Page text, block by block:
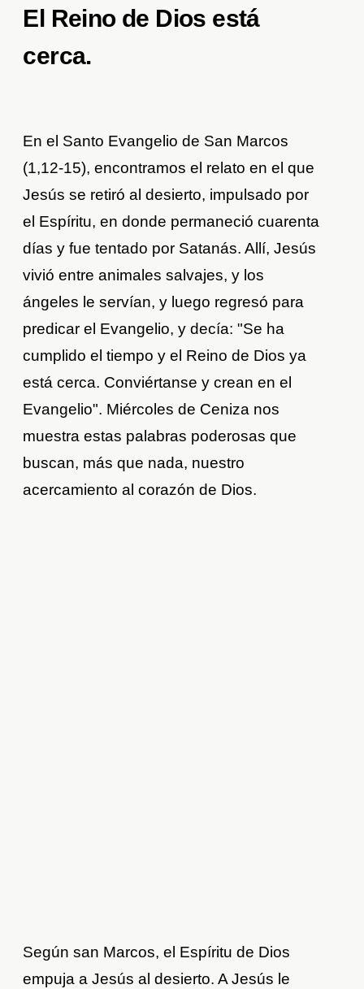
El Reino de Dios está
cerca.
En el Santo Evangelio de San Marcos
(1,12-15), encontramos el relato en el que
Jesús se retiró al desierto, impulsado por
el Espíritu, en donde permaneció cuarenta
días y fue tentado por Satanás. Allí, Jesús
vivió entre animales salvajes, y los
ángeles le servían, y luego regresó para
predicar el Evangelio, y decía: "Se ha
cumplido el tiempo y el Reino de Dios ya
está cerca. Conviértanse y crean en el
Evangelio". Miércoles de Ceniza nos
muestra estas palabras poderosas que
buscan, más que nada, nuestro
acercamiento al corazón de Dios.
Según san Marcos, el Espíritu de Dios
empuja a Jesús al desierto. A Jesús le